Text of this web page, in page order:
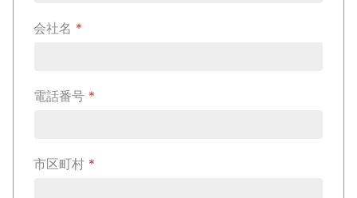
会社名 *
電話番号 *
市区町村 *